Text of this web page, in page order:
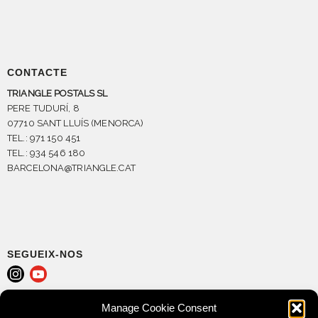
Manage Cookie Consent
CONTACTE
TRIANGLE POSTALS SL
PERE TUDURÍ, 8
07710 SANT LLUÍS (MENORCA)
TEL.: 971 150 451
TEL.: 934 546 180
BARCELONA@TRIANGLE.CAT
SEGUEIX-NOS